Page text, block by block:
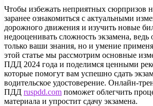
Чтобы избежать неприятных сюрпризов
заранее ознакомиться с актуальными
дорожного движения и изучить новые
недооценивать сложность экзамена, ведь
только ваши знания, но и умение
этой статье мы рассмотрим основные
ПДД 2024 года и поделимся ценными
которые помогут вам успешно сдать
водительское удостоверение. Онлайн-
ПДД ruspdd.com поможет облегчить
материала и упростит сдачу экзамена.